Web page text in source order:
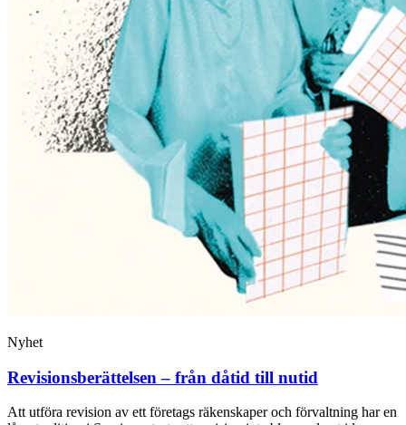
Nyhet
Revisions­berättelsen – från dåtid till nutid
Att utföra revision av ett företags räkenskaper och ­förvaltning har en